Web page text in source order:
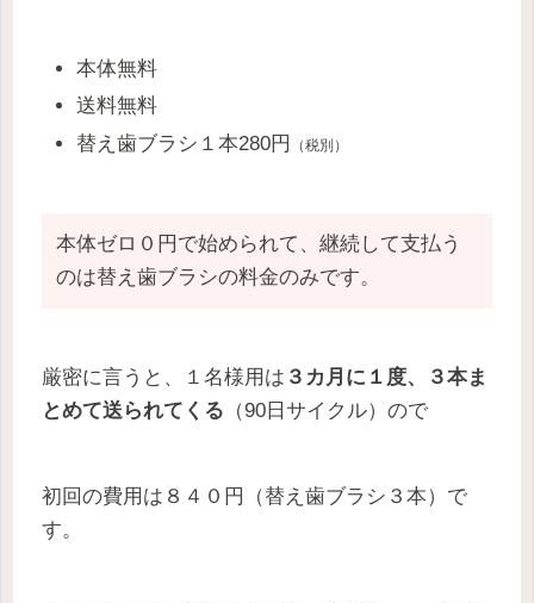
本体無料
送料無料
替え歯ブラシ１本280円
（税別）
本体ゼロ０円で始められて、継続して支払う
のは替え歯ブラシの料金のみです。
厳密に言うと、１名様用は ３カ月に１度、３本ま
とめて送られてくる （90日サイクル）ので
初回の費用は８４０円（替え歯ブラシ３本）で
す。